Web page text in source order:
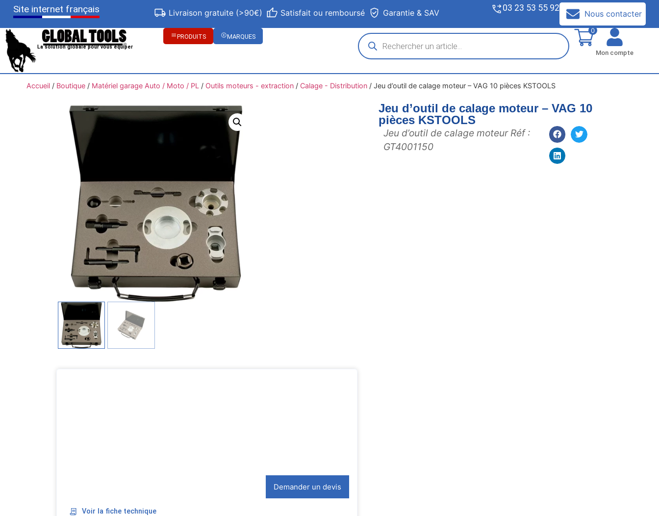
Site internet français Livraison gratuite (>90€) Satisfait ou remboursé Garantie & SAV 03 23 53 55 92
Nous contacter
La solution globale pour vous équiper
PRODUITS MARQUES
0
Mon compte
Accueil/ Boutique/ Matériel garage Auto / Moto / PL / Outils moteurs - extraction/ Calage - Distribution/ Jeu d’outil de calage moteur – VAG 10 pièces KSTOOLS
Jeu d’outil de calage moteur – VAG 10
pièces KSTOOLS
Jeu d’outil de calage moteur Réf :
GT4001150
Demander un devis
Voir la fiche technique